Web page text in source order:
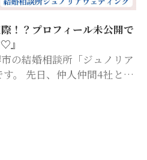
！？プロフィール未公開で
』
の結婚相談所「ジュノリア
。 先日、仲人仲間4社と合